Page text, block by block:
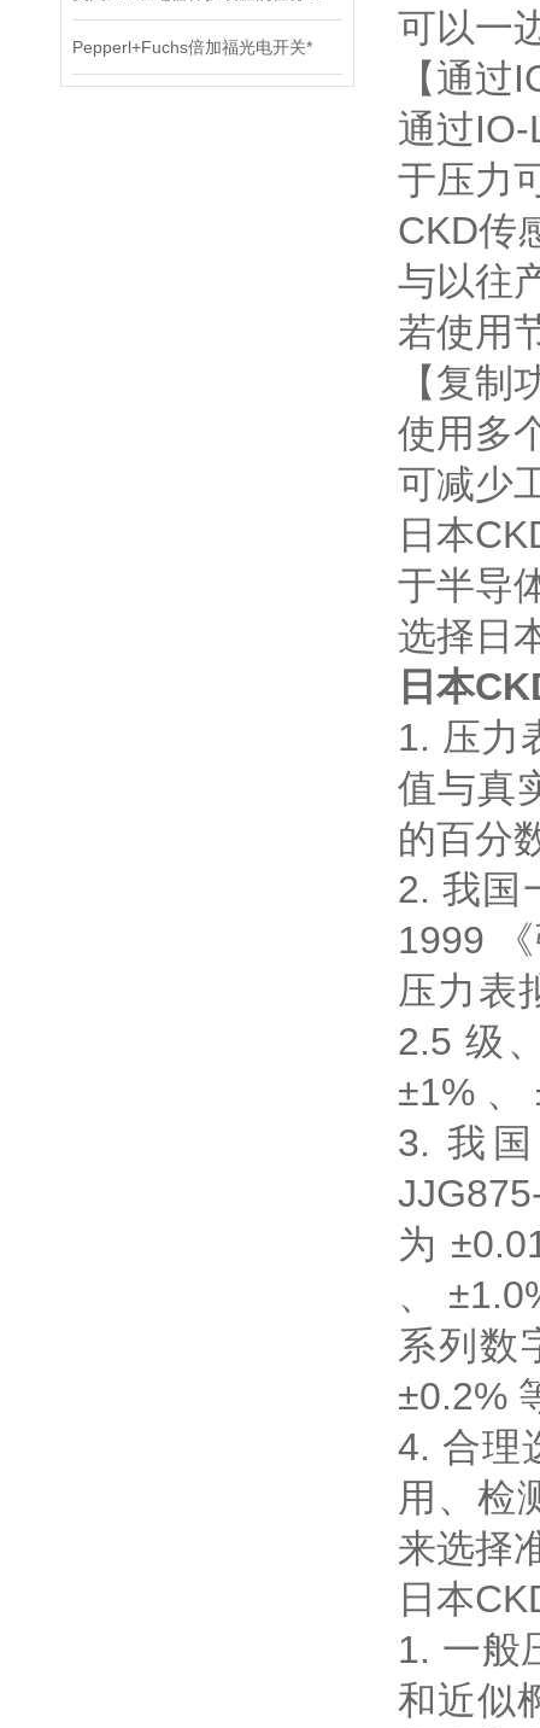
Pepperl+Fuchs倍加福光电开关*
可以一
【通
通过
于压力
CKD传
与以往
若使用
【复制
使用多
可减少
日本
于半导
选择日
日本
1. 压力
值与真
的百分
2. 我国
1999
压力表
2.5 级
±1% 、
3. 我
为
、
系列数
±0.2%
4. 合理
用、检
来选择
日本
1. 一般
和近似